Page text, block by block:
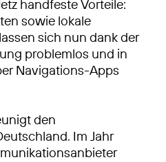
handfeste Vorteile:
sowie lokale
sich nun dank der
problemlos und in
Navigations-Apps
den
Im Jahr